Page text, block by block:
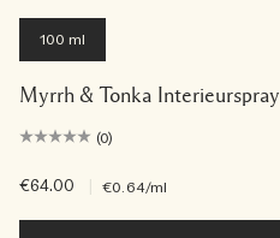
100 ml
Myrrh & Tonka Interieurspray
(0)
€64.00 €0.64/ml